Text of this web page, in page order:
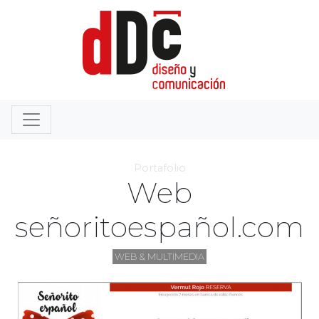
Portafolio
Web
señoritoespañol.com
WEB & MULTIMEDIA